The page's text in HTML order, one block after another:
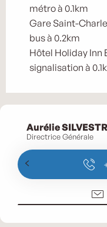
métro à 0.1km
Gare Saint-
bus à 0.2km
Hôtel Holiday Inn
signalisation à
Aurélie
Directrice Générale